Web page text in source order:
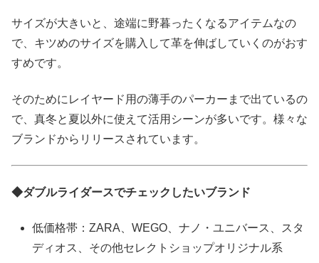
サイズが大きいと、途端に野暮ったくなるアイテムなの
で、キツめのサイズを購入して革を伸ばしていくのがおす
すめです。
そのためにレイヤード用の薄手のパーカーまで出ているの
で、真冬と夏以外に使えて活用シーンが多いです。様々な
ブランドからリリースされています。
◆ダブルライダースでチェックしたいブランド
低価格帯：ZARA、WEGO、ナノ・ユニバース、スタ
ディオス、その他セレクトショップオリジナル系